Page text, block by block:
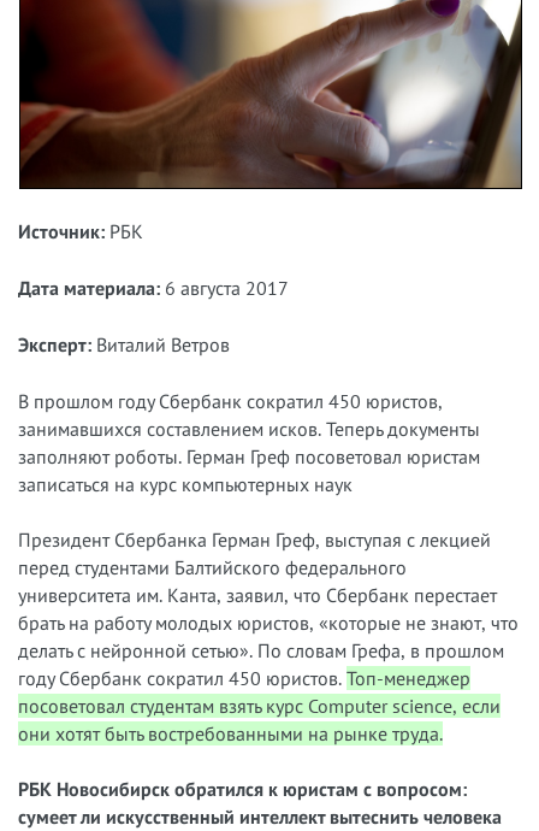
Источник: РБК
Дата материала: 6 августа 2017
Эксперт: Виталий Ветров
В прошлом году Сбербанк сократил 450 юристов,
занимавшихся составлением исков. Теперь документы
заполняют роботы. Герман Греф посоветовал юристам
записаться на курс компьютерных наук
Президент Сбербанка Герман Греф, выступая с лекцией
перед студентами Балтийского федерального
университета им. Канта, заявил, что Сбербанк перестает
брать на работу молодых юристов, «которые не знают, что
делать с нейронной сетью». По словам Грефа, в прошлом
году Сбербанк сократил 450 юристов. Топ-менеджер
посоветовал студентам взять курс Computer science, если
они хотят быть востребованными на рынке труда.
РБК Новосибирск обратился к юристам с вопросом:
сумеет ли искусственный интеллект вытеснить человека